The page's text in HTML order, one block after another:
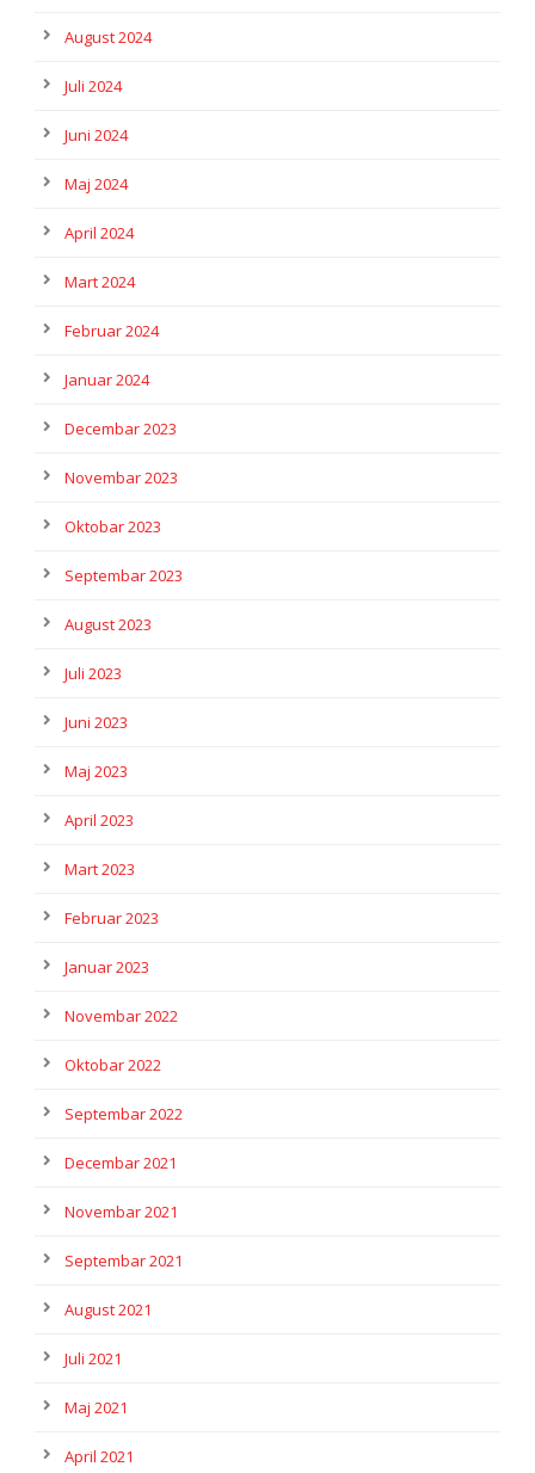
August 2024
Juli 2024
Juni 2024
Maj 2024
April 2024
Mart 2024
Februar 2024
Januar 2024
Decembar 2023
Novembar 2023
Oktobar 2023
Septembar 2023
August 2023
Juli 2023
Juni 2023
Maj 2023
April 2023
Mart 2023
Februar 2023
Januar 2023
Novembar 2022
Oktobar 2022
Septembar 2022
Decembar 2021
Novembar 2021
Septembar 2021
August 2021
Juli 2021
Maj 2021
April 2021